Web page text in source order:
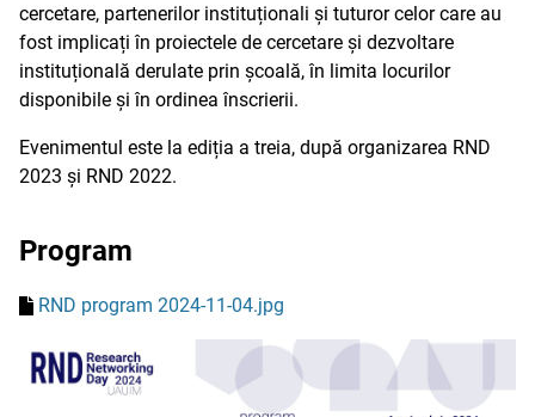
cercetare, partenerilor instituționali și tuturor celor care au
fost implicați în proiectele de cercetare și dezvoltare
instituțională derulate prin școală, în limita locurilor
disponibile și în ordinea înscrierii.
Evenimentul este la ediția a treia, după organizarea RND
2023 și RND 2022.
Program
RND program 2024-11-04.jpg